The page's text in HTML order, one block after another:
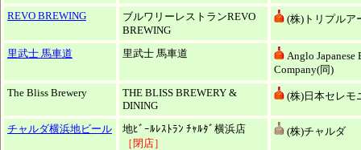
REVO BREWING
ブルワリーレストランREVO
BREWING
(株)トリプルア
里武士 馬車道 里武士 馬車道
Anglo Japanese
Company(同)
The Bliss Brewery
THE BLISS BREWERY &
DINING
(株)日本セレモ
チャルダ横浜地ビール
地ﾋﾞｰﾙﾚｽﾄﾗﾝ ﾁｬﾙﾀﾞ横浜店
［閉店］
(株)チャルダ